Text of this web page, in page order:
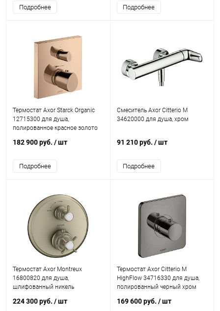
Подробнее Подробнее
Термостат Axor Starck Organic
12715300 для душа,
полированное красное золото
182 900 руб. / шт
Подробнее
Смеситель Axor Citterio M
34620000 для душа, хром
91 210 руб. / шт
Подробнее
Термостат Axor Montreux
16800820 для душа,
шлифованный никель
224 300 руб. / шт
Термостат Axor Citterio M
HighFlow 34716330 для душа,
полированный черный хром
169 600 руб. / шт